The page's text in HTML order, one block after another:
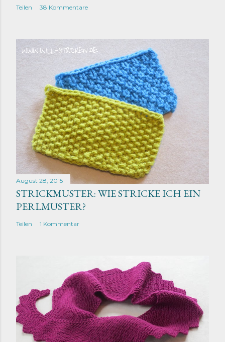
Teilen 38 Kommentare
August 28, 2015
STRICKMUSTER: WIE STRICKE ICH EIN
PERLMUSTER?
Teilen 1 Kommentar